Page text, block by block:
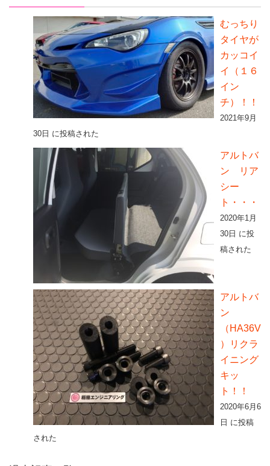
むっちり
タイヤが
カッコイ
イ（１６
イン
チ）！！
2021年9月
30日 に投稿された
アルトバ
ン リア
シー
ト・・・
2020年1月
30日 に投
稿された
アルトバ
ン
（HA36V
）リクラ
イニング
キッ
ト！！
2020年6月6
日 に投稿
された